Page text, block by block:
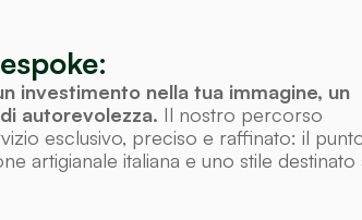
investimento nella tua immagine, un
autorevolezza. Il nostro percorso
esclusivo, preciso e raffinato: il
artigianale italiana e uno stile destinato